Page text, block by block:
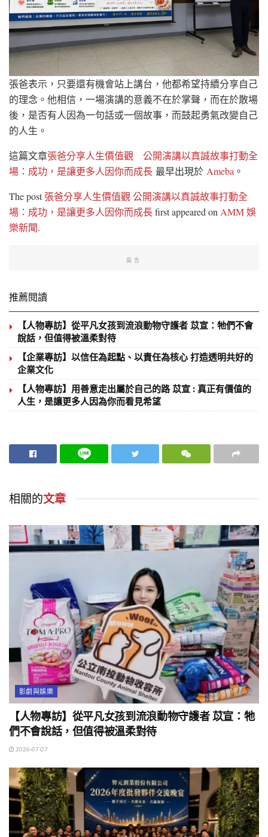
張爸表示，只要還有機會站上講台，他都希望持續分享自己
的理念。他相信，一場演講的意義不在於掌聲，而在於散場
後，是否有人因為一句話或一個故事，而鼓起勇氣改變自己
的人生。
這篇文章張爸分享人生價值觀 公開演講以真誠故事打動全
場：成功，是讓更多人因你而成長 最早出現於 Ameba 。
The post張爸分享人生價值觀 公開演講以真誠故事打動全
場：成功，是讓更多人因你而成長first appeared on AMM 娛
樂新聞.
廣告
推薦閱讀
【人物專訪】從平凡女孩到流浪動物守護者 苡宣：牠們不會
說話，但值得被溫柔對待
【企業專訪】以信任為起點、以責任為核心 打造透明共好的
企業文化
【人物專訪】用善意走出屬於自己的路 苡宣 : 真正有價值的
人生，是讓更多人因為你而看見希望
相關的文章
影劇與娛樂
【人物專訪】從平凡女孩到流浪動物守護者 苡宣：牠
們不會說話，但值得被溫柔對待
2026-07-07